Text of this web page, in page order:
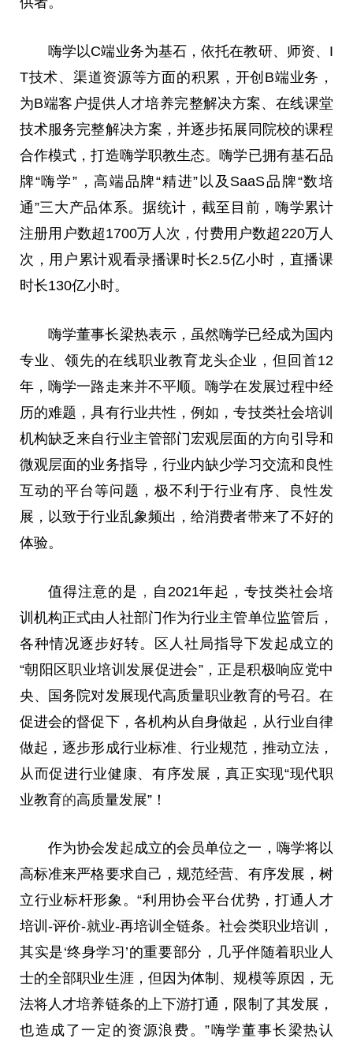
嗨学以C端业务为基石，依托在教研、师资、I
T技术、渠道资源等方面的积累，开创B端业务，
为B端客户提供人才培养完整解决方案、在线课堂
技术服务完整解决方案，并逐步拓展同院校的课程
合作模式，打造嗨学职教生态。嗨学已拥有基石品
牌“嗨学”，高端品牌“精进”以及SaaS品牌“数培
通”三大产品体系。据统计，截至目前，嗨学累计
注册用户数超1700万人次，付费用户数超220万人
次，用户累计观看录播课时长2.5亿小时，直播课
时长130亿小时。
嗨学董事长梁热表示，虽然嗨学已经成为国内
专业、领先的在线职业教育龙头企业，但回首12
年，嗨学一路走来并不平顺。嗨学在发展过程中经
历的难题，具有行业共性，例如，专技类社会培训
机构缺乏来自行业主管部门宏观层面的方向引导和
微观层面的业务指导，行业内缺少学习交流和良性
互动的平台等问题，极不利于行业有序、良性发
展，以致于行业乱象频出，给消费者带来了不好的
体验。
值得注意的是 ， 自2021年起，专技类社会培
训机构正式由人社部门作为行业主管单位监管后，
各种情况逐步好转。区人社局指导下发起成立的
“朝阳区职业培训发展促进会”，正是积极响应党中
央、国务院对发展现代高质量职业教育的号召。在
促进会的督促下，各机构从自身做起，从行业自律
做起，逐步形成行业标准、行业规范，推动立法，
从而促进行业健康、有序发展，真正实现“现代职
业教育的高质量发展”！
作为协会发起成立的会员单位之一，嗨学将以
高标准来严格要求自己，规范经营、有序发展，树
立行业标杆形象。“利用协会平台优势，打通人才
培训-评价-就业-再培训全链条。社会类职业培训，
其实是‘终身学习’的重要部分，几乎伴随着职业人
士的全部职业生涯，但因为体制、规模等原因，无
法将人才培养链条的上下游打通，限制了其发展，
也造成了一定的资源浪费。”嗨学董事长梁热认